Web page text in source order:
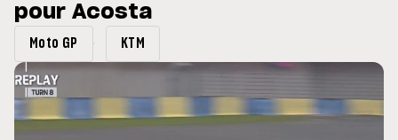
: Horaires et
du GP de Grande-
pour Acosta
Moto GP KTM